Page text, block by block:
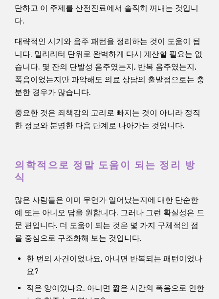
단하고 이 주제를 산전진료에서 솔직히 꺼내는 것입니
다.
대략적인 시기와 음주 패턴을 정리하는 것이 도움이 됩
니다. 밀리리터 단위로 완벽하게 다시 계산할 필요는 없
습니다. 몇 잔의 단발성 음주였는지, 반복 음주였는지,
폭음이었는지만 파악해도 의료 상담의 출발점으로는 충
분한 경우가 많습니다.
중요한 것은 죄책감의 고리로 빠지는 것이 아니라 정직
한 정보와 분명한 다음 단계로 나아가는 것입니다.
의학적으로 정말 도움이 되는 정리 방
식
많은 사람들은 이미 무언가 일어났는지에 대한 단순한
예 또는 아니오 답을 원합니다. 그러나 그런 확실성은 드
문 편입니다. 더 도움이 되는 것은 몇 가지 구체적인 점
을 중심으로 구조화해 보는 것입니다.
한 번의 사건이었나요, 아니면 반복되는 패턴이었나
요?
적은 양이었나요, 아니면 짧은 시간의 폭음으로 인한